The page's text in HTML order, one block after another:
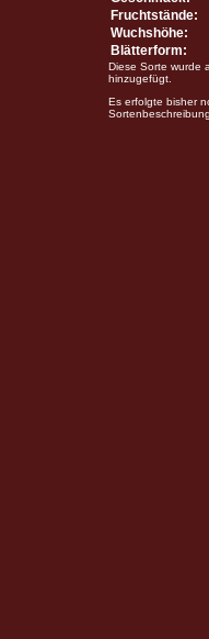
Fruchtstände:
Wuchshöhe:
Blätterform:
Diese Sorte wurde
hinzugefügt.
Es erfolgte bisher
Sortenbeschreibung.